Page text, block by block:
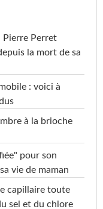
Pierre Perret
la mort de sa
: voici à
à la brioche
pour son
vie de maman
capillaire toute
sel et du chlore